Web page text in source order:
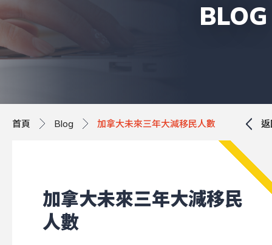
BLOG
首頁 Blog 加拿大未來三年大減移民人數
加拿大未來三年大減移民
人數